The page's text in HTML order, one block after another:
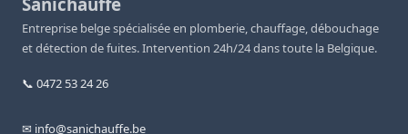
Entreprise belge spécialisée en plomberie, chauffage, débouchage
et détection de fuites. Intervention 24h/24 dans toute la Belgique.
📞 0472 53 24 26
✉ info@sanichauffe.be